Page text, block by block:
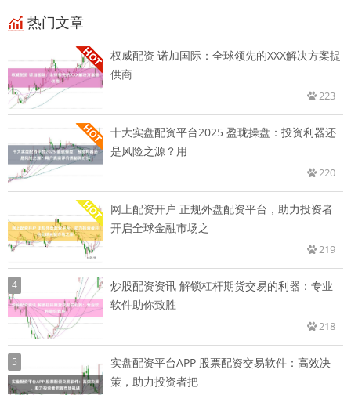
热门文章
权威配资 诺加国际：全球领先的XXX解决方案提
供商
223
十大实盘配资平台2025 盈珑操盘：投资利器还
是风险之源？用
220
网上配资开户 正规外盘配资平台，助力投资者
开启全球金融市场之
219
4
炒股配资资讯 解锁杠杆期货交易的利器：专业
软件助你致胜
218
5
实盘配资平台APP 股票配资交易软件：高效决
策，助力投资者把